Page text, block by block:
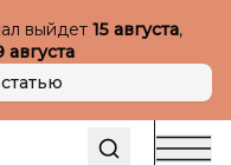
выйдет 15 августа,
августа